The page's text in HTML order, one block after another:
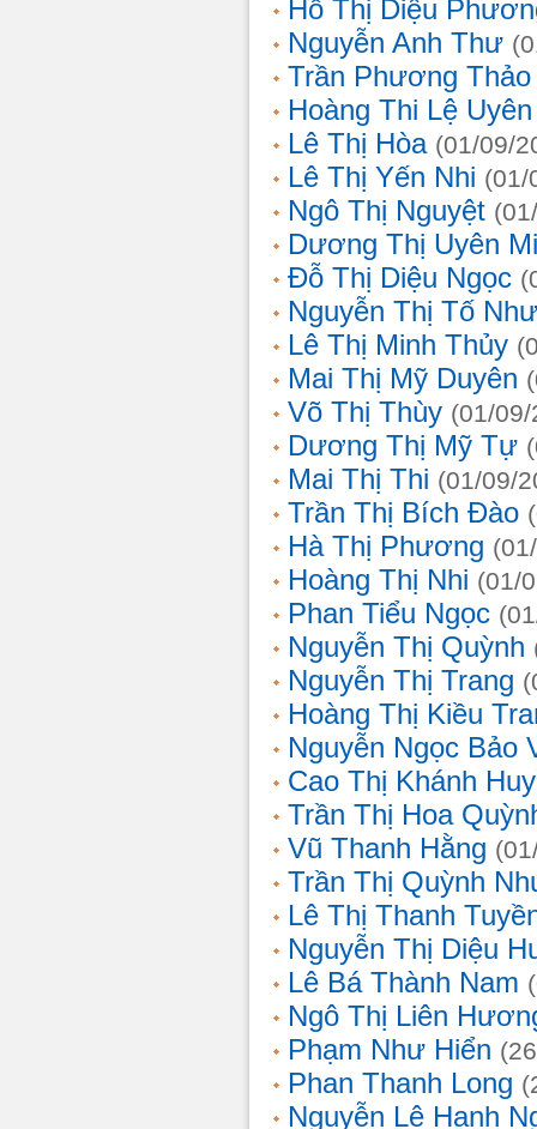
Hồ Thị Diệu
Nguyễn Anh Thư
Trần Phương Thảo
Hoàng Thi Lệ Uyên
Lê Thị Hòa (01/09/
Lê Thị Yến Nhi (01/
Ngô Thị Nguyệt
Dương Thị Uyên Mi
Đỗ Thị Diệu Ngọc
Nguyễn Thị Tố Như
Lê Thị Minh Thủy
Mai Thị Mỹ Duyên
Võ Thị Thùy (01/
Dương Thị Mỹ Tự
Mai Thị Thi (01/09/
Trần Thị Bích Đào
Hà Thị Phương
Hoàng Thị Nhi (01/
Phan Tiểu Ngọc
Nguyễn Thị Quỳnh
Nguyễn Thị Trang
Hoàng Thị Kiều
Nguyễn Ngọc Bảo
Cao Thị Khánh
Trần Thị Hoa
Vũ Thanh Hằng
Trần Thị Quỳnh
Lê Thị Thanh
Nguyễn Thị Diệu
Lê Bá Thành Nam
Ngô Thị Liên
Phạm Như Hiển
Phan Thanh Long
Nguyễn Lê Hạnh